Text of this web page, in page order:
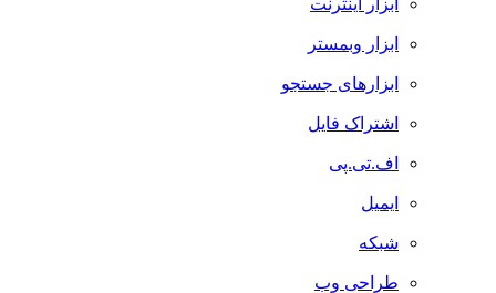
ابزار اینترنت
ابزار وبمستر
ابزارهای جستجو
اشتراک فایل
اف.تی.پی
ایمیل
شبکه
طراحی وب